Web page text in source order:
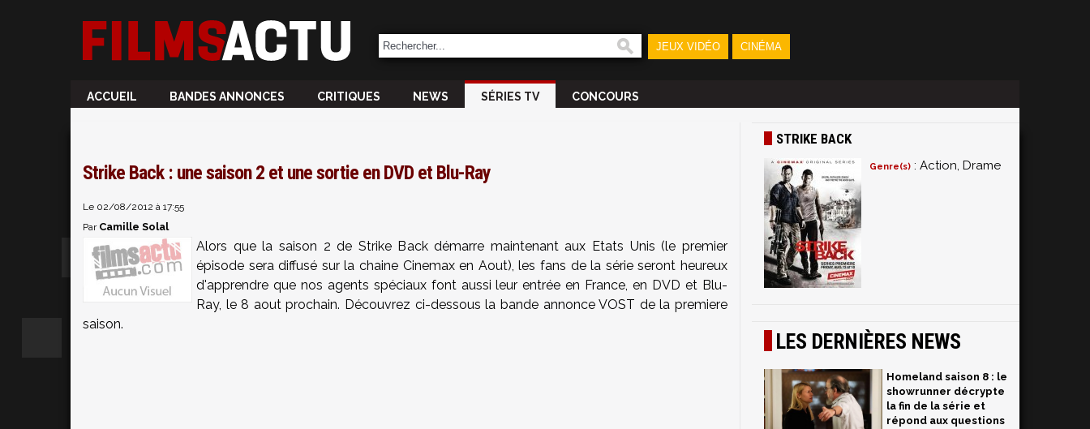
JEUX VIDÉO CINÉMA
ACCUEIL BANDES ANNONCES CRITIQUES NEWS SÉRIES TV CONCOURS
Strike Back : une saison 2 et une sortie en DVD et Blu-Ray
Le 02/08/2012 à 17:55
Par Camille Solal
Alors que la saison 2 de Strike Back démarre maintenant aux Etats Unis (le premier
épisode sera diffusé sur la chaine Cinemax en Aout), les fans de la série seront heureux
d'apprendre que nos agents spéciaux font aussi leur entrée en France, en DVD et Blu-
Ray, le 8 aout prochain. Découvrez ci-dessous la bande annonce VOST de la premiere
saison.
STRIKE BACK
Genre(s) : Action, Drame
LES DERNIÈRES NEWS
Homeland saison 8 : le
showrunner décrypte
la fin de la série et
répond aux questions